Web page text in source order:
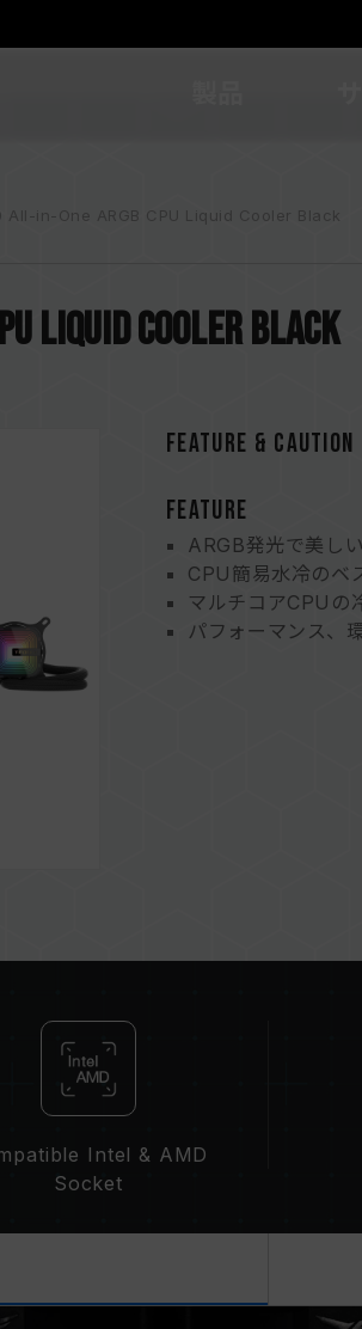
All-in-One ARGB CPU Liquid Cooler Black
Liquid Cooler Black
FEATURE & CAUTION
FEATURE
ARGB発光で美し
CPU簡易水冷のベ
マルチコアCPUの
パフォーマンス、
AI インテリジェ
Intel & AMD
Socket